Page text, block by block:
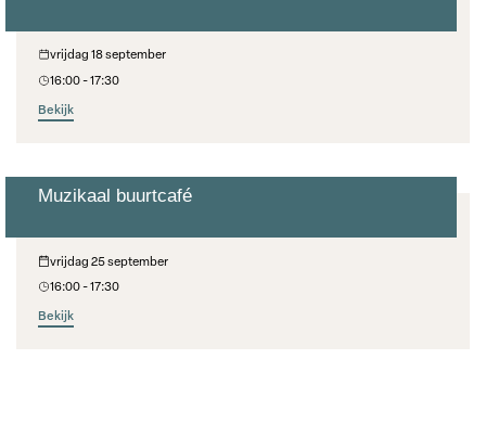
vrijdag 18 september
16:00 - 17:30
Bekijk
Barths Buurtcafé
Muzikaal buurtcafé
vrijdag 25 september
16:00 - 17:30
Bekijk